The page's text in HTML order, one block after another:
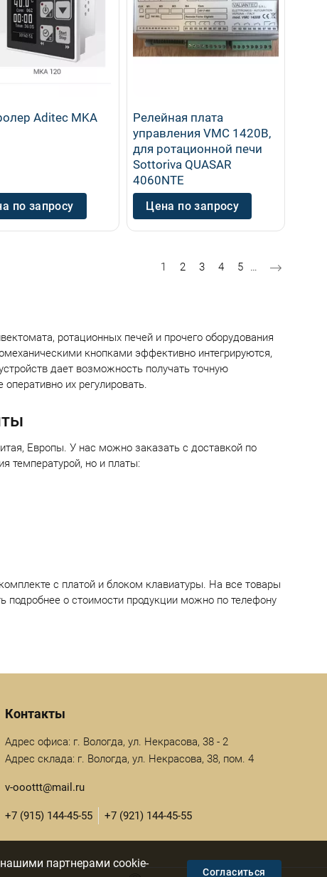
Aditec MKA
по запросу
Релейная плата
управления VMC 1420B,
для ротационной печи
Sottoriva QUASAR
4060NTE
Цена по запросу
Текущая страница
1 Страница
2 Страница
3 Страница
4 Страница
5 …
ротационных печей и прочего оборудования
кнопками эффективно интегрируются,
дает возможность получать точную
их регулировать.
Европы. У нас можно заказать с доставкой по
температурой, но и платы:
с платой и блоком клавиатуры. На все товары
подробнее о стоимости продукции можно по телефону
Контакты
Адрес офиса: г. Вологда, ул. Некрасова, 38 - 2
Адрес склада: г. Вологда, ул. Некрасова, 38, пом. 4
v-ooottt@mail.ru
+7 (915) 144-45-55 +7 (921) 144-45-55
партнерами cookie-
Согласиться